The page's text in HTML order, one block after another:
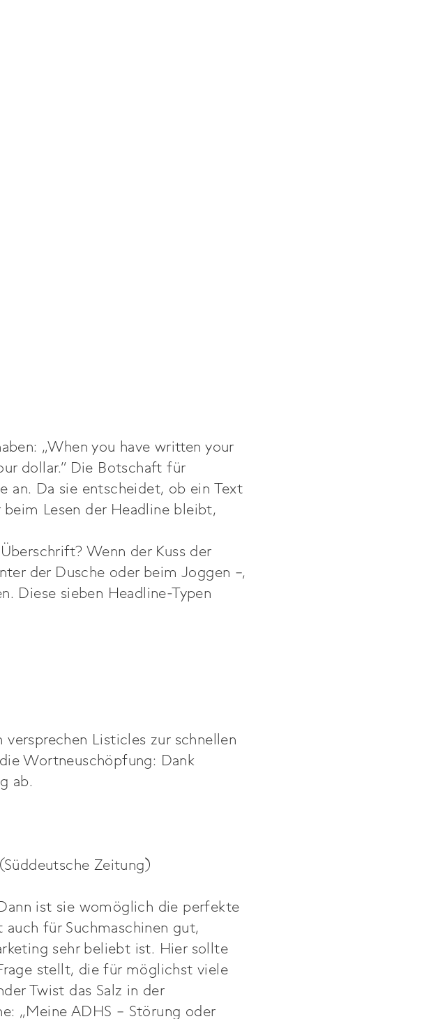
„When you have written your
dollar.“ Die Botschaft für
an. Da sie entscheidet, ob ein Text
Lesen der Headline bleibt,
Wenn der Kuss der
der Dusche oder beim Joggen –,
Diese sieben Headline-Typen
Listicles zur schnellen
Wortneuschöpfung: Dank
ab.
Zeitung)
ist sie womöglich die perfekte
für Suchmaschinen gut,
sehr beliebt ist. Hier sollte
stellt, die für möglichst viele
Twist das Salz in der
„Meine ADHS – Störung oder